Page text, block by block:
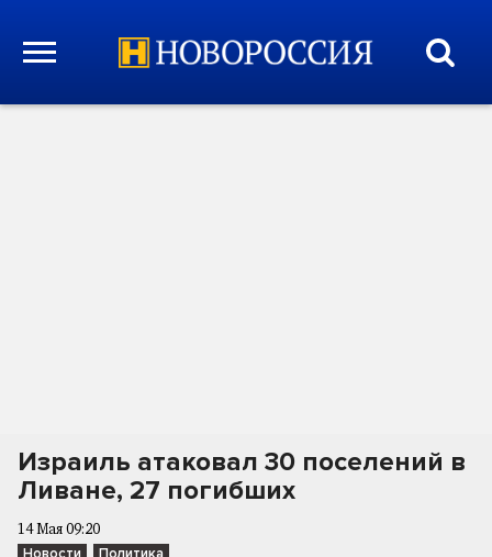
Израиль атаковал 30 поселений в
Ливане, 27 погибших
14 Мая 09:20